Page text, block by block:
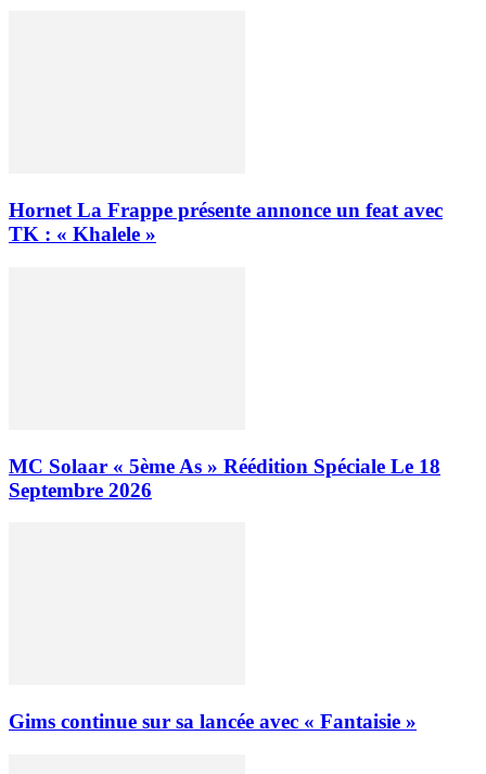
Hornet La Frappe présente annonce un feat avec
TK : « Khalele »
MC Solaar « 5ème As » Réédition Spéciale Le 18
Septembre 2026
Gims continue sur sa lancée avec « Fantaisie »